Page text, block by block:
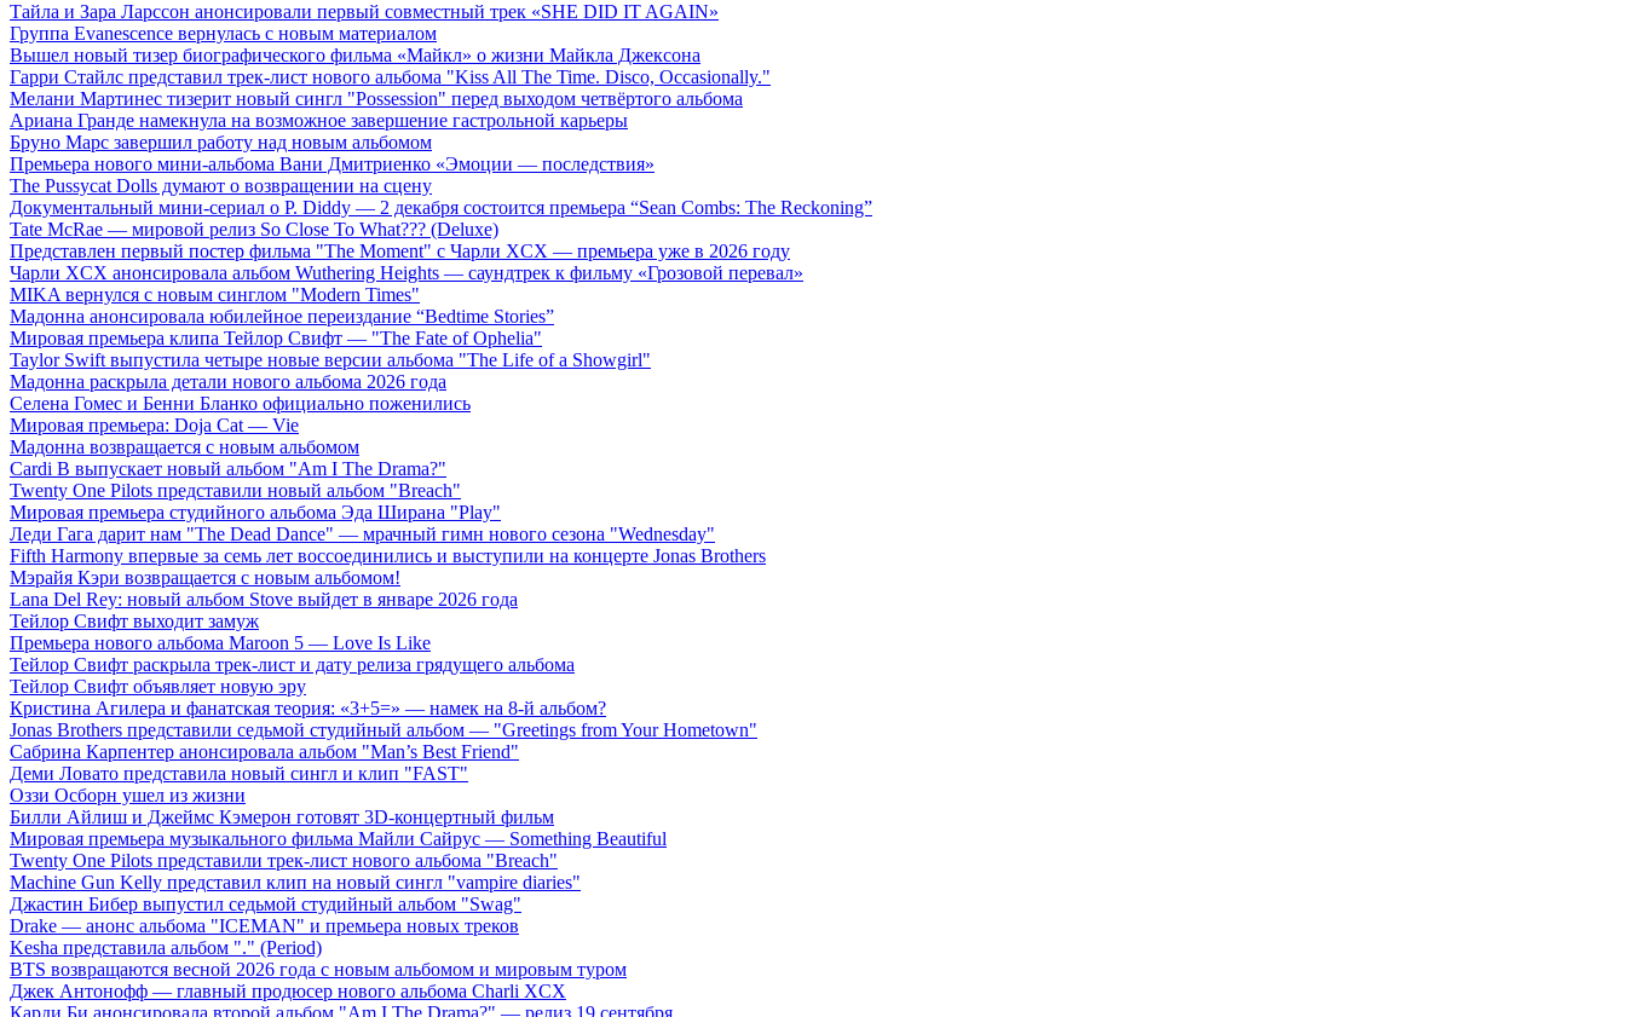
Тайла и Зара Ларссон анонсировали первый совместный трек «SHE DID IT AGAIN»
Группа Evanescence вернулась с новым материалом
Вышел новый тизер биографического фильма «Майкл» о жизни Майкла Джексона
Гарри Стайлс представил трек-лист нового альбома "Kiss All The Time. Disco, Occasionally."
Мелани Мартинес тизерит новый сингл "Possession" перед выходом четвёртого альбома
Ариана Гранде намекнула на возможное завершение гастрольной карьеры
Бруно Марс завершил работу над новым альбомом
Премьера нового мини-альбома Вани Дмитриенко «Эмоции — последствия»
The Pussycat Dolls думают о возвращении на сцену
Документальный мини-сериал о P. Diddy — 2 декабря состоится премьера “Sean Combs: The Reckoning”
Tate McRae — мировой релиз So Close To What??? (Deluxe)
Представлен первый постер фильма "The Moment" с Чарли XCX — премьера уже в 2026 году
Чарли XCX анонсировала альбом Wuthering Heights — саундтрек к фильму «Грозовой перевал»
MIKA вернулся с новым синглом "Modern Times"
Мадонна анонсировала юбилейное переиздание “Bedtime Stories”
Мировая премьера клипа Тейлор Свифт — "The Fate of Ophelia"
Taylor Swift выпустила четыре новые версии альбома "The Life of a Showgirl"
Мадонна раскрыла детали нового альбома 2026 года
Селена Гомес и Бенни Бланко официально поженились
Мировая премьера: Doja Cat — Vie
Мадонна возвращается с новым альбомом
Cardi B выпускает новый альбом "Am I The Drama?"
Twenty One Pilots представили новый альбом "Breach"
Мировая премьера студийного альбома Эда Ширана "Play"
Леди Гага дарит нам "The Dead Dance" — мрачный гимн нового сезона "Wednesday"
Fifth Harmony впервые за семь лет воссоединились и выступили на концерте Jonas Brothers
Мэрайя Кэри возвращается с новым альбомом!
Lana Del Rey: новый альбом Stove выйдет в январе 2026 года
Тейлор Свифт выходит замуж
Премьера нового альбома Maroon 5 — Love Is Like
Тейлор Свифт раскрыла трек-лист и дату релиза грядущего альбома
Тейлор Свифт объявляет новую эру
Кристина Агилера и фанатская теория: «3+5=» — намек на 8-й альбом?
Jonas Brothers представили седьмой студийный альбом — "Greetings from Your Hometown"
Сабрина Карпентер анонсировала альбом "Man’s Best Friend"
Деми Ловато представила новый сингл и клип "FAST"
Оззи Осборн ушел из жизни
Билли Айлиш и Джеймс Кэмерон готовят 3D-концертный фильм
Мировая премьера музыкального фильма Майли Сайрус — Something Beautiful
Twenty One Pilots представили трек-лист нового альбома "Breach"
Machine Gun Kelly представил клип на новый сингл "vampire diaries"
Джастин Бибер выпустил седьмой студийный альбом "Swag"
Drake — анонс альбома "ICEMAN" и премьера новых треков
Kesha представила альбом "." (Period)
BTS возвращаются весной 2026 года с новым альбомом и мировым туром
Джек Антонофф — главный продюсер нового альбома Charli XCX
Карди Би анонсировала второй альбом "Am I The Drama?" — релиз 19 сентября